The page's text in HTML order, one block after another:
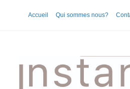
Accueil Qui sommes nous?